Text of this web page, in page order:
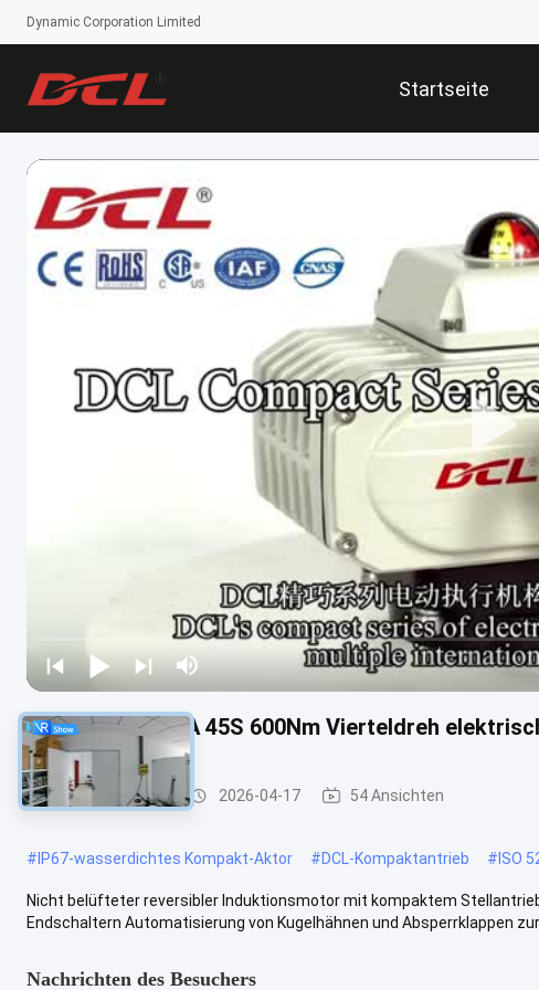
Dynamic Corporation Limited
Startseite
Ballventil CE CSA 45S 600Nm Vierteldreh
Kompakter Aktor 2026-04-17 54 Ansichten
#IP67-wasserdichtes Kompakt-Aktor #DCL-Kompaktantrieb #ISO
Nicht belüfteter reversibler Induktionsmotor mit kompaktem
Endschaltern Automatisierung von Kugelhähnen und Absperrklappen zur
Nachrichten des Besuchers